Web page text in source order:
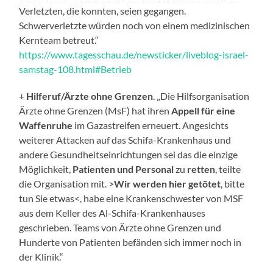
Verletzten, die konnten, seien gegangen.
Schwerverletzte würden noch von einem medizinischen
Kernteam betreut.“
https://www.tagesschau.de/newsticker/liveblog-israel-
samstag-108.html#Betrieb
+ Hilferuf/Ärzte ohne Grenzen . „Die Hilfsorganisation
Ärzte ohne Grenzen (MsF) hat ihren Appell für eine
Waffenruhe im Gazastreifen erneuert. Angesichts
weiterer Attacken auf das Schifa-Krankenhaus und
andere Gesundheitseinrichtungen sei das die einzige
Möglichkeit, Patienten und Personalzu retten , teilte
die Organisation mit. >Wir werden hier getötet , bitte
tun Sie etwas<, habe eine Krankenschwester von MSF
aus dem Keller des Al-Schifa-Krankenhauses
geschrieben. Teams von Ärzte ohne Grenzen und
Hunderte von Patienten befänden sich immer noch in
der Klinik.“